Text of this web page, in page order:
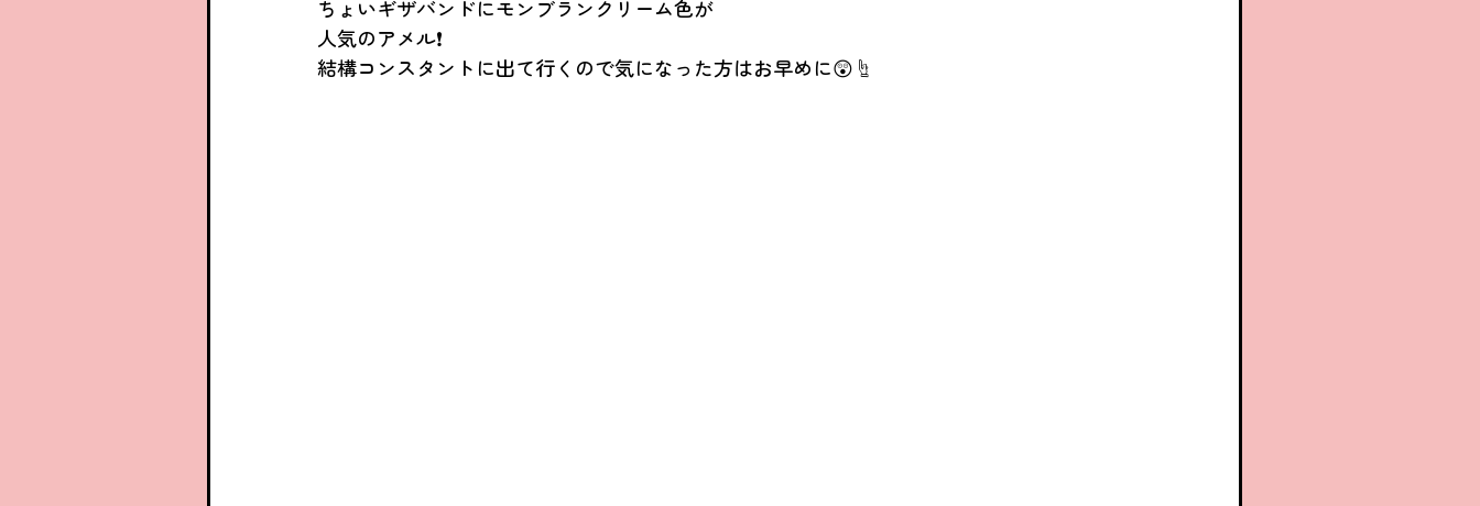
ちょいギザバンドにモンブランクリーム色が
人気のアメル❗
結構コンスタントに出て行くので気になった方はお早めに😲☝